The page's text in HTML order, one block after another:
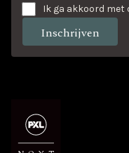
Ik ga akkoord met